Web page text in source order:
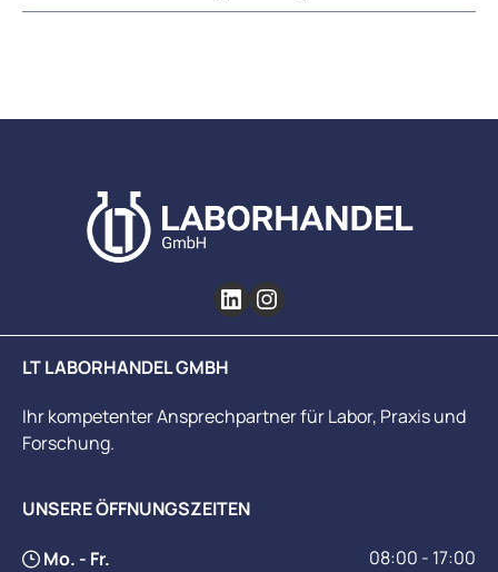
LT LABORHANDEL GMBH
Ihr kompetenter Ansprechpartner für Labor, Praxis und
Forschung.
UNSERE ÖFFNUNGSZEITEN
Mo. - Fr. 08:00 - 17:00